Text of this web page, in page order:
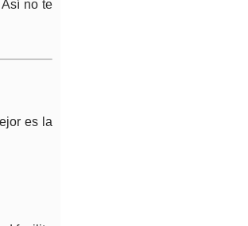
Así no te
es la